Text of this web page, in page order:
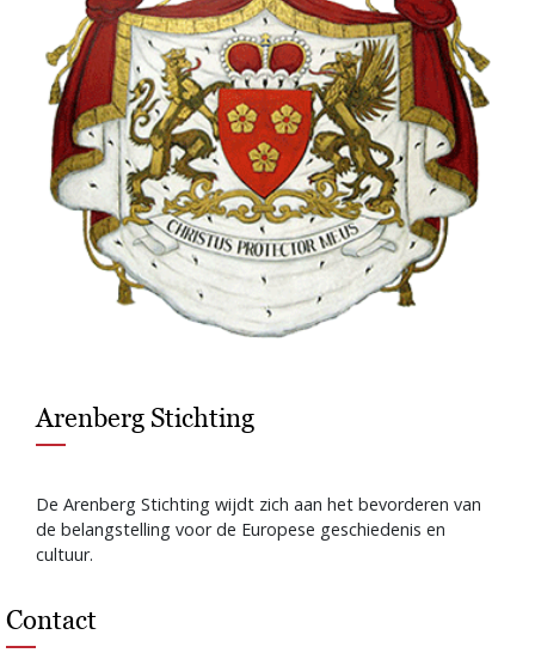
Arenberg Stichting
De Arenberg Stichting wijdt zich aan het bevorderen van
de belangstelling voor de Europese geschiedenis en
cultuur.
Contact